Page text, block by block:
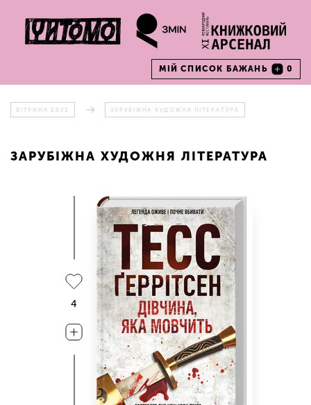
МІЙ СПИСОК БАЖАНЬ 0
ВІТРИНА 2023 ЗАРУБІЖНА ХУДОЖНЯ ЛІТЕРАТУРА
ЗАРУБІЖНА ХУДОЖНЯ ЛІТЕРАТУРА
4